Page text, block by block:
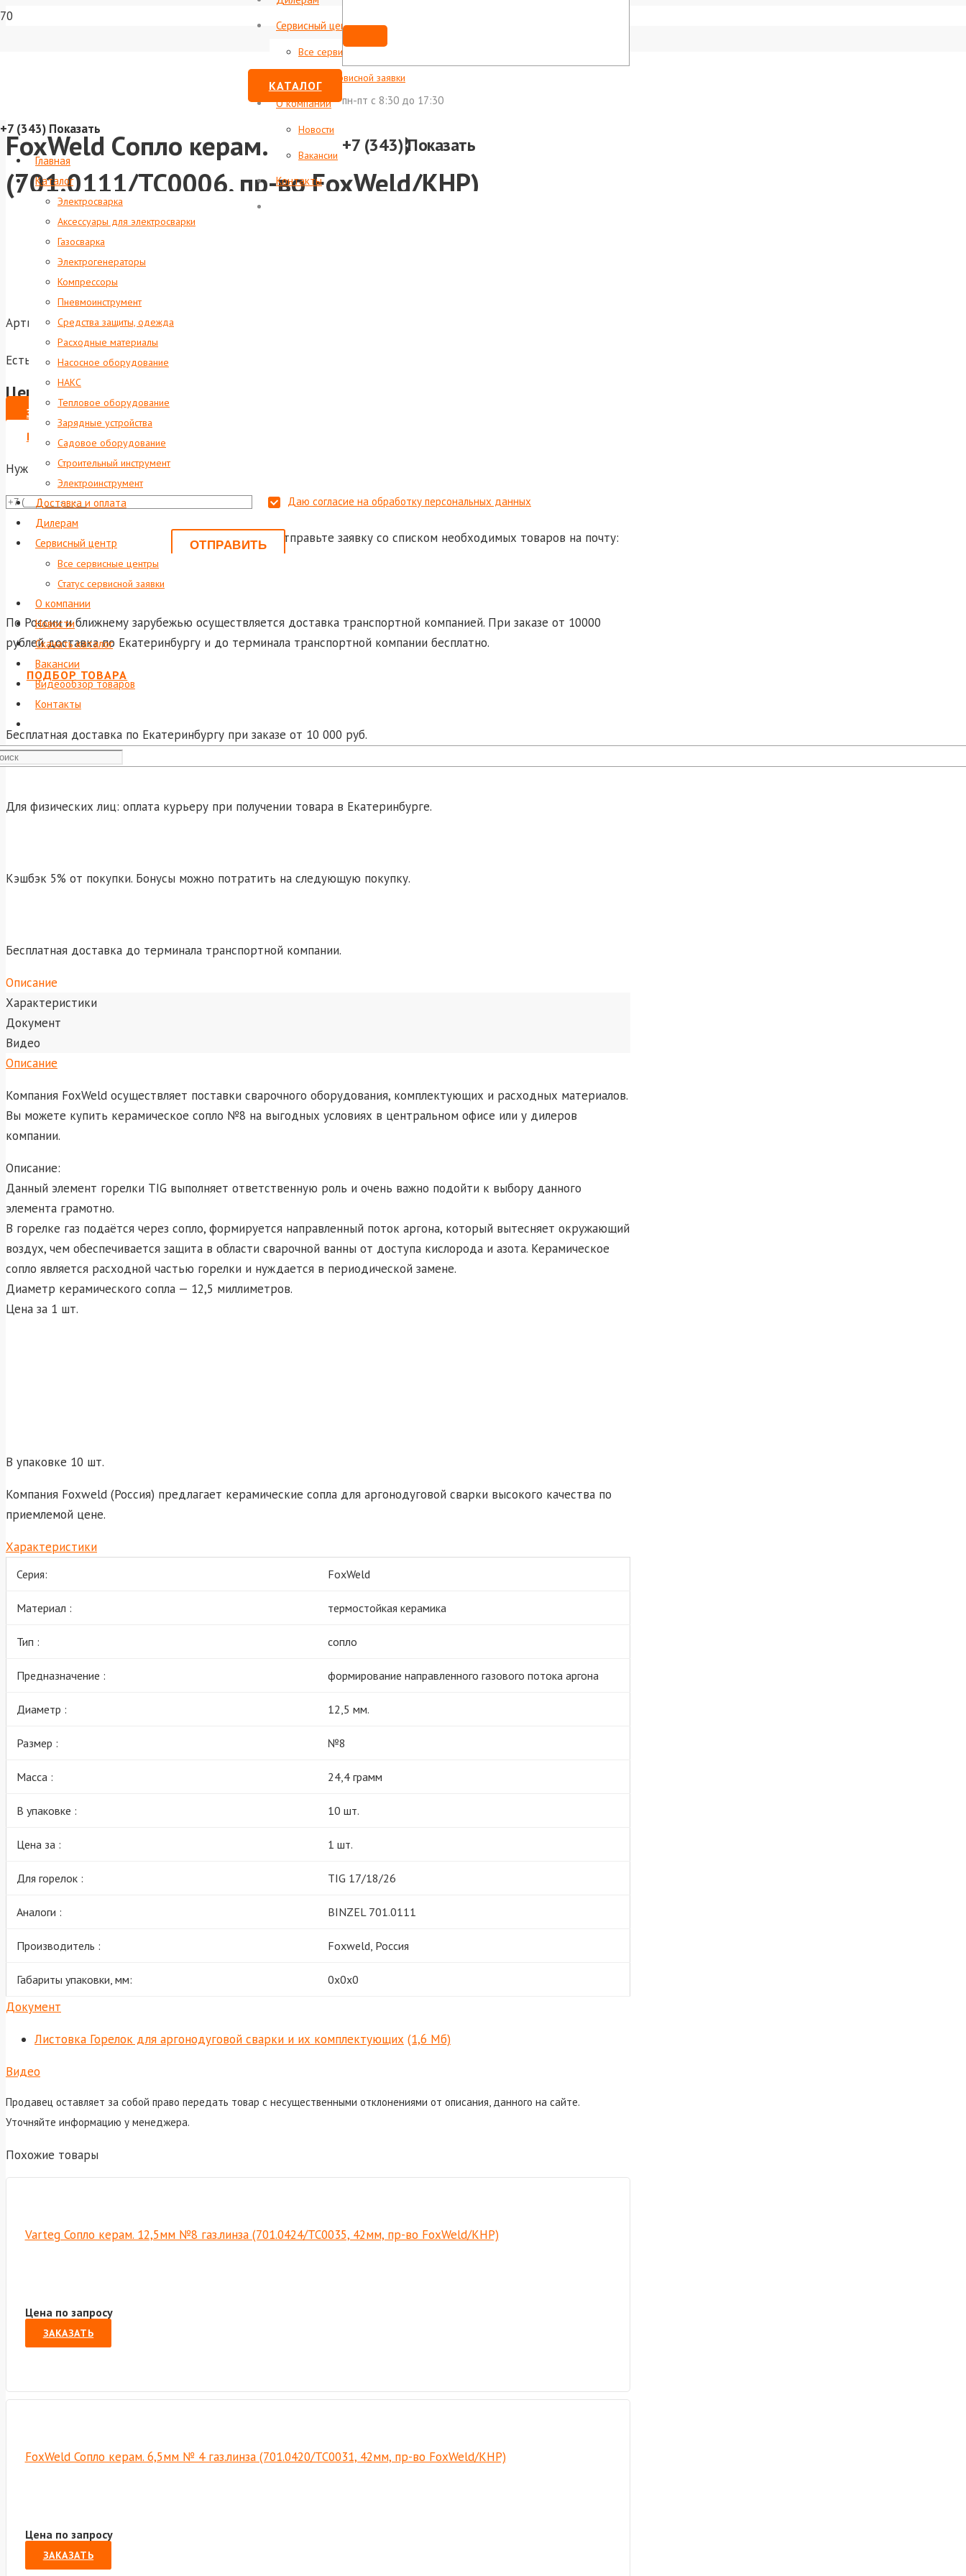
Сервисный центр
Все сервисные центры
Статус сервисной заявки
О компании
Новости
Вакансии
Контакты
КАТАЛОГ
пн-пт c 8:30 до 17:30
+7 (343)Показать
+7 (343) Показать
Главная
Каталог
Электросварка
Аксессуары для электросварки
Газосварка
Электрогенераторы
Компрессоры
Пневмоинструмент
Средства защиты, одежда
Расходные материалы
Насосное оборудование
НАКС
Тепловое оборудование
Зарядные устройства
Садовое оборудование
Строительный инструмент
Электроинструмент
Доставка и оплата
Дилерам
Сервисный центр
Все сервисные центры
Статус сервисной заявки
О компании
Новости
Скачать каталог
Вакансии
Видеообзор товаров
Контакты
FoxWeld Cопло керам. 12,5мм №8
(701.0111/TC0006, пр-во FoxWeld/КНР)
Артикул: foxweld-2752
Есть в наличии
Цена по запросу
ЗАКАЗАТЬ
ВЫПИСАТЬ СЧЕТ НА ЮР. ЛИЦО
Нужна консультация?
Даю согласие на обработку персональных данных
Или отправьте заявку со списком необходимых товаров на почту:
shop@foxweld-ural.ru
По России и ближнему зарубежью осуществляется доставка транспортной компанией. При заказе от 10000
рублей доставка по Екатеринбургу и до терминала транспортной компании бесплатно.
ПОДБОР ТОВАРА
Бесплатная доставка по Екатеринбургу при заказе от 10 000 руб.
Для физических лиц: оплата курьеру при получении товара в Екатеринбурге.
Кэшбэк 5% от покупки. Бонусы можно потратить на следующую покупку.
Бесплатная доставка до терминала транспортной компании.
Описание
Характеристики
Документ
Видео
Описание
Компания FoxWeld осуществляет поставки сварочного оборудования, комплектующих и расходных материалов.
Вы можете купить керамическое сопло №8 на выгодных условиях в центральном офисе или у дилеров
компании.
Описание:
Данный элемент горелки TIG выполняет ответственную роль и очень важно подойти к выбору данного
элемента грамотно.
В горелке газ подаётся через сопло, формируется направленный поток аргона, который вытесняет окружающий
воздух, чем обеспечивается защита в области сварочной ванны от доступа кислорода и азота. Керамическое
сопло является расходной частью горелки и нуждается в периодической замене.
Диаметр керамического сопла — 12,5 миллиметров.
Цена за 1 шт.
В упаковке 10 шт.
Компания Foxweld (Россия) предлагает керамические сопла для аргонодуговой сварки высокого качества по
приемлемой цене.
Характеристики
Серия: FoxWeld
Материал : термостойкая керамика
Тип : сопло
Предназначение : формирование направленного газового потока аргона
Диаметр : 12,5 мм.
Размер : №8
Масса : 24,4 грамм
В упаковке : 10 шт.
Цена за : 1 шт.
Для горелок : TIG 17/18/26
Аналоги : BINZEL 701.0111
Производитель : Foxweld, Россия
Габариты упаковки, мм: 0х0х0
Документ
Листовка Горелок для аргонодуговой сварки и их комплектующих (1,6 Мб)
Видео
Продавец оставляет за собой право передать товар с несущественными отклонениями от описания, данного на сайте.
Уточняйте информацию у менеджера.
Похожие товары
Varteg Сопло керам. 12,5мм №8 газ.линза (701.0424/ТС0035, 42мм, пр-во FoxWeld/КНР)
Цена по запросу
ЗАКАЗАТЬ
FoxWeld Сопло керам. 6,5мм № 4 газ.линза (701.0420/TC0031, 42мм, пр-во FoxWeld/КНР)
Цена по запросу
ЗАКАЗАТЬ